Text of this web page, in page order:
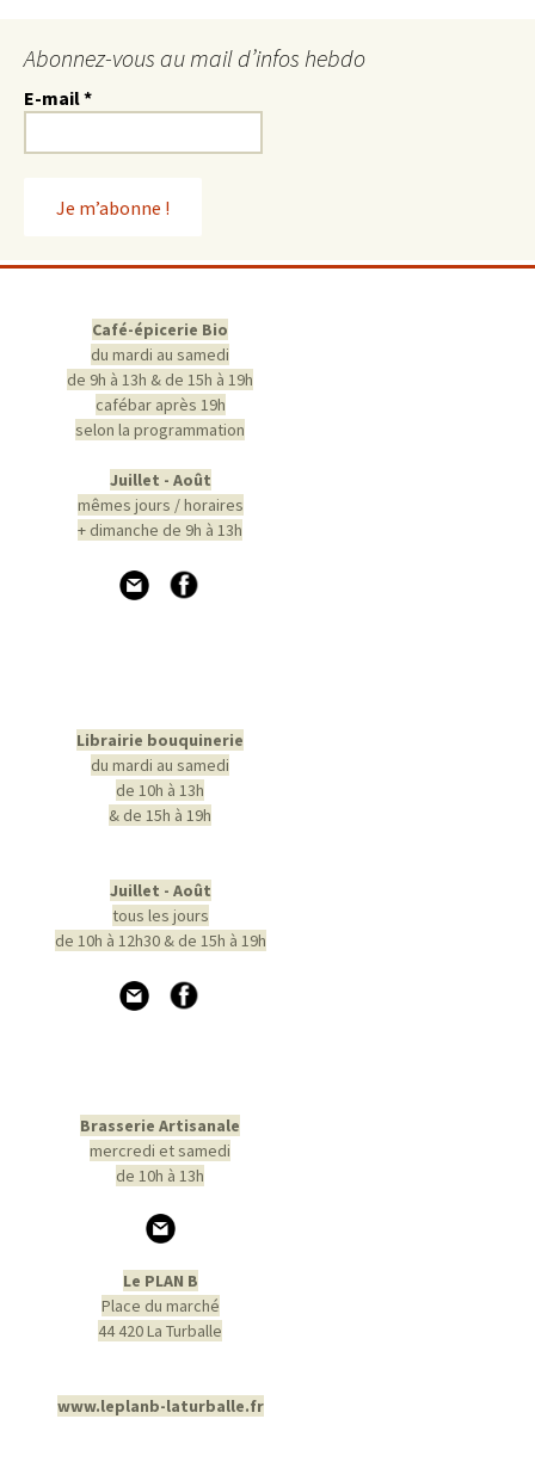
Abonnez-vous au mail d’infos hebdo
E-mail*
Café-épicerie Bio
du mardi au samedi
de 9h à 13h & de 15h à 19h
cafébar après 19h
selon la programmation
Juillet - Août
mêmes jours / horaires
+ dimanche de 9h à 13h
Librairie bouquinerie
du mardi au samedi
de 10h à 13h
& de 15h à 19h
Juillet - Août
tous les jours
de 10h à 12h30 & de 15h à 19h
Brasserie Artisanale
mercredi et samedi
de 10h à 13h
Le PLAN B
Place du marché
44 420 La Turballe
www.leplanb-laturballe.fr